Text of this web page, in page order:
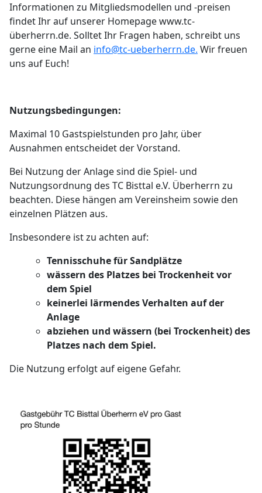
Informationen zu Mitgliedsmodellen und -preisen
findet Ihr auf unserer Homepage www.tc-
überherrn.de. Solltet Ihr Fragen haben, schreibt uns
gerne eine Mail an info@tc-ueberherrn.de. Wir freuen
uns auf Euch!
Nutzungsbedingungen:
Maximal 10 Gastspielstunden pro Jahr, über
Ausnahmen entscheidet der Vorstand.
Bei Nutzung der Anlage sind die Spiel- und
Nutzungsordnung des TC Bisttal e.V. Überherrn zu
beachten. Diese hängen am Vereinsheim sowie den
einzelnen Plätzen aus.
Insbesondere ist zu achten auf:
Tennisschuhe für Sandplätze
wässern des Platzes bei Trockenheit vor
dem Spiel
keinerlei lärmendes Verhalten auf der
Anlage
abziehen und wässern (bei Trockenheit) des
Platzes nach dem Spiel.
Die Nutzung erfolgt auf eigene Gefahr.